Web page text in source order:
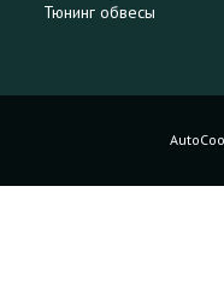
Тюнинг обвесы